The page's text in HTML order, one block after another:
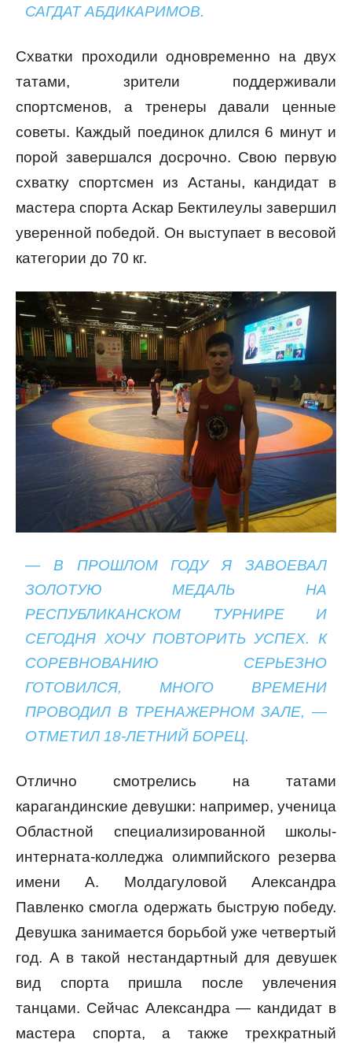
САГДАТ АБДИКАРИМОВ.
Схватки проходили одновременно на двух
татами, зрители поддерживали
спортсменов, а тренеры давали ценные
советы. Каждый поединок длился 6 минут и
порой завершался досрочно. Свою первую
схватку спортсмен из Астаны, кандидат в
мастера спорта Аскар Бектилеулы завершил
уверенной победой. Он выступает в весовой
категории до 70 кг.
— В ПРОШЛОМ ГОДУ Я ЗАВОЕВАЛ
ЗОЛОТУЮ МЕДАЛЬ НА
РЕСПУБЛИКАНСКОМ ТУРНИРЕ И
СЕГОДНЯ ХОЧУ ПОВТОРИТЬ УСПЕХ. К
СОРЕВНОВАНИЮ СЕРЬЕЗНО
ГОТОВИЛСЯ, МНОГО ВРЕМЕНИ
ПРОВОДИЛ В ТРЕНАЖЕРНОМ ЗАЛЕ, —
ОТМЕТИЛ 18-ЛЕТНИЙ БОРЕЦ.
Отлично смотрелись на татами
карагандинские девушки: например, ученица
Областной специализированной школы-
интерната-колледжа олимпийского резерва
имени А. Молдагуловой Александра
Павленко смогла одержать быструю победу.
Девушка занимается борьбой уже четвертый
год. А в такой нестандартный для девушек
вид спорта пришла после увлечения
танцами. Сейчас Александра — кандидат в
мастера спорта, а также трехкратный